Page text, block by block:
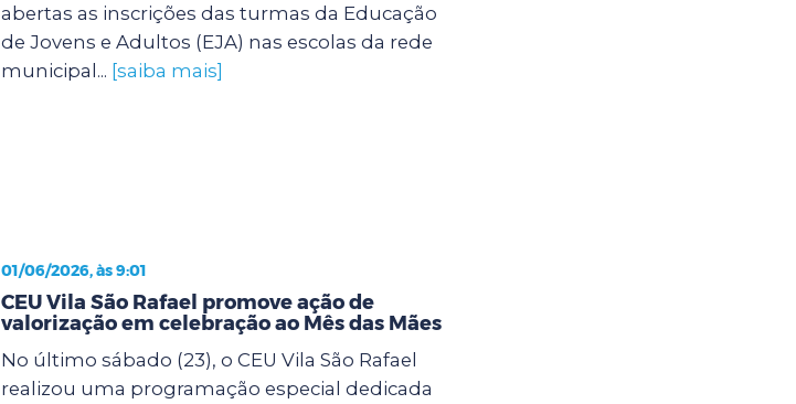
abertas as inscrições das turmas da Educação
de Jovens e Adultos (EJA) nas escolas da rede
municipal... [saiba mais]
01/06/2026, às 9:01
CEU Vila São Rafael promove ação de
valorização em celebração ao Mês das Mães
No último sábado (23), o CEU Vila São Rafael
realizou uma programação especial dedicada